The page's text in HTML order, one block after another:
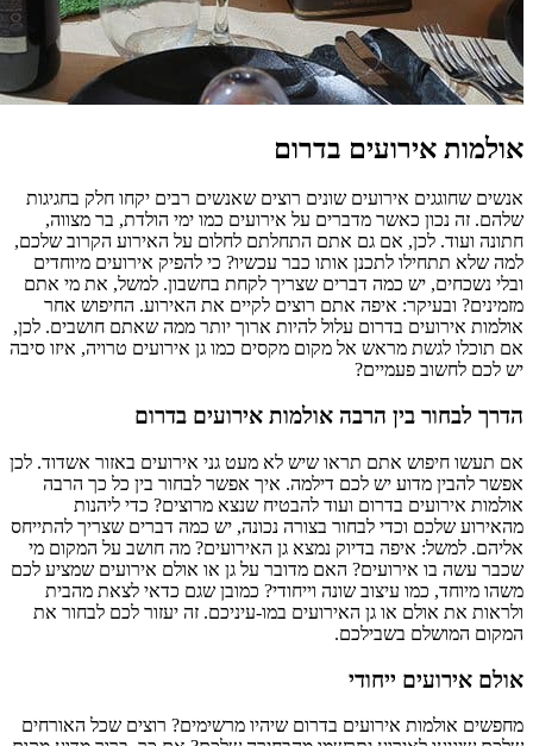
אולמות אירועים בדרום
אנשים שחוגגים אירועים שונים רוצים שאנשים רבים יקחו חלק בחגיגות
שלהם. זה נכון כאשר מדברים על אירועים כמו ימי הולדת, בר מצווה,
חתונה ועוד. לכן, אם גם אתם התחלתם לחלום על האירוע הקרוב שלכם,
למה שלא תתחילו לתכנן אותו כבר עכשיו? כי להפיק אירועים מיוחדים
ובלי נשכחים, יש כמה דברים שצריך לקחת בחשבון. למשל, את מי אתם
מזמינים? ובעיקר: איפה אתם רוצים לקיים את האירוע. החיפוש אחר
אולמות אירועים בדרום עלול להיות ארוך יותר ממה שאתם חושבים. לכן,
אם תוכלו לגשת מראש אל מקום מקסים כמו גן אירועים טרויה, איזו סיבה
יש לכם לחשוב פעמיים?
הדרך לבחור בין הרבה אולמות אירועים בדרום
אם תעשו חיפוש אתם תראו שיש לא מעט גני אירועים באזור אשדוד. לכן
אפשר להבין מדוע יש לכם דילמה. איך אפשר לבחור בין כל כך הרבה
אולמות אירועים בדרום ועוד להבטיח שנצא מרוצים? כדי ליהנות
מהאירוע שלכם וכדי לבחור בצורה נכונה, יש כמה דברים שצריך להתייחס
אליהם. למשל: איפה בדיוק נמצא גן האירועים? מה חושב על המקום מי
שכבר עשה בו אירועים? האם מדובר על גן או אולם אירועים שמציע לכם
משהו מיוחד, כמו עיצוב שונה וייחודי? כמובן שגם כדאי לצאת מהבית
ולראות את אולם או גן האירועים במו-עיניכם. זה יעזור לכם לבחור את
המקום המושלם בשבילכם.
אולם אירועים ייחודי
מחפשים אולמות אירועים בדרום שיהיו מרשימים? רוצים שכל האורחים